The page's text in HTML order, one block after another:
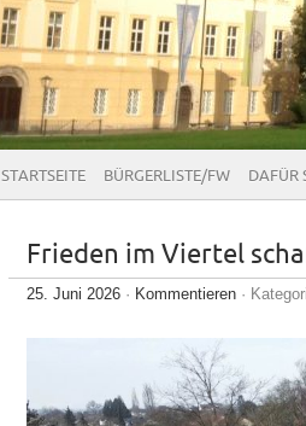
STARTSEITE BÜRGERLISTE/FW DAFÜR
Frieden im Viertel
25. Juni 2026 · Kommentieren ·